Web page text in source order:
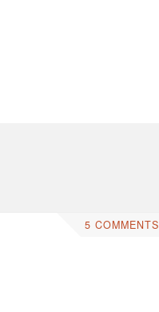
5 COMMENTS